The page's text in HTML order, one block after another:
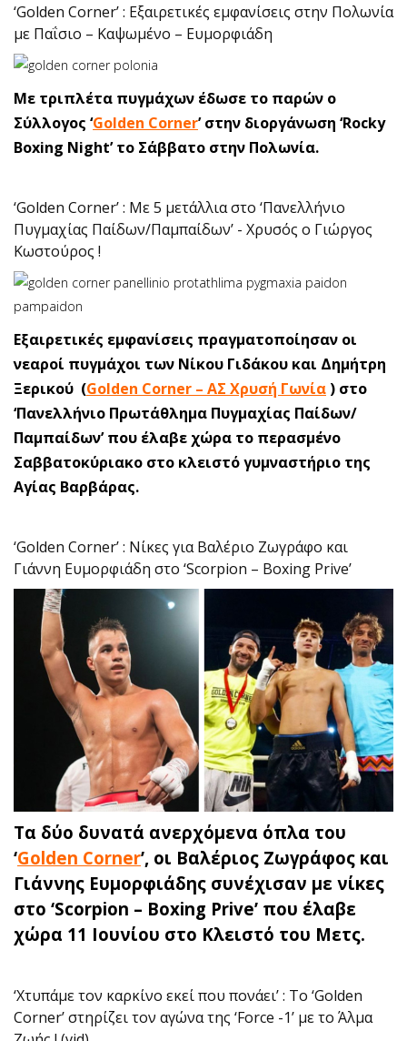
‘Golden Corner’ : Εξαιρετικές εμφανίσεις στην Πολωνία
με Παΐσιο – Καψωμένο – Ευμορφιάδη
Με τριπλέτα πυγμάχων έδωσε το παρών ο
Σύλλογος ‘Golden Corner’στην διοργάνωση ‘Rocky
Boxing Night’ το Σάββατο στην Πολωνία.
‘Golden Corner’ : Με 5 μετάλλια στο ‘Πανελλήνιο
Πυγμαχίας Παίδων/Παμπαίδων’ - Χρυσός ο Γιώργος
Κωστούρος !
Εξαιρετικές εμφανίσεις πραγματοποίησαν οι
νεαροί πυγμάχοι των Νίκου Γιδάκου και Δημήτρη
Ξερικού (Golden Corner – ΑΣ Χρυσή Γωνία ) στο
‘Πανελλήνιο Πρωτάθλημα Πυγμαχίας Παίδων/
Παμπαίδων’ που έλαβε χώρα το περασμένο
Σαββατοκύριακο στο κλειστό γυμναστήριο της
Αγίας Βαρβάρας.
‘Golden Corner’ : Νίκες για Βαλέριο Ζωγράφο και
Γιάννη Ευμορφιάδη στο ‘Scorpion – Boxing Prive’
Τα δύο δυνατά ανερχόμενα όπλα του
‘Golden Corner’, οι Βαλέριος Ζωγράφος και
Γιάννης Ευμορφιάδης συνέχισαν με νίκες
στο ‘Scorpion – Boxing Prive’ που έλαβε
χώρα 11 Ιουνίου στο Κλειστό του Μετς.
‘Χτυπάμε τον καρκίνο εκεί που πονάει’ : Το ‘Golden
Corner’ στηρίζει τον αγώνα της ‘Force -1’ με το Άλμα